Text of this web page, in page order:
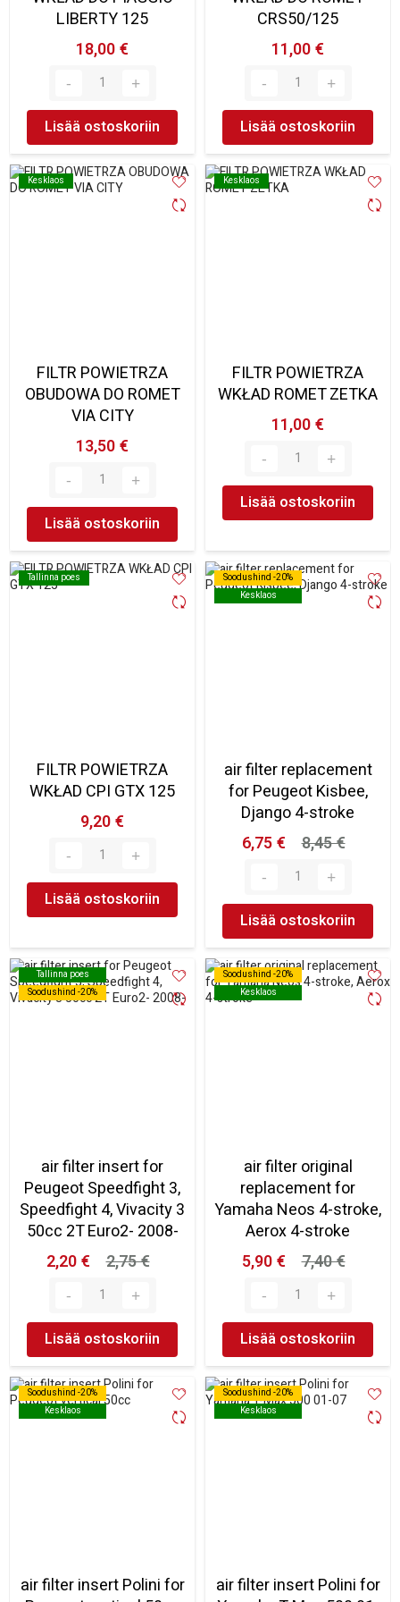
LIBERTY 125
18,00 €
Lisää ostoskoriin
CRS50/125
11,00 €
Lisää ostoskoriin
Kesklaos
Kesklaos
FILTR POWIETRZA
OBUDOWA DO ROMET
VIA CITY
13,50 €
Lisää ostoskoriin
Kesklaos
Kesklaos
FILTR POWIETRZA
WKŁAD ROMET ZETKA
11,00 €
Lisää ostoskoriin
Tallinna poes
Tallinna poes
FILTR POWIETRZA
WKŁAD CPI GTX 125
9,20 €
Lisää ostoskoriin
Soodushind -20%
Kesklaos
Soodushind -20%
Kesklaos
air filter replacement
for Peugeot Kisbee,
Django 4-stroke
6,75 €
8,45 €
Lisää ostoskoriin
Tallinna poes
Soodushind -20%
Tallinna poes
Soodushind -20%
air filter insert for
Peugeot Speedfight 3,
Speedfight 4, Vivacity 3
50cc 2T Euro2- 2008-
2,20 €
2,75 €
Lisää ostoskoriin
Soodushind -20%
Kesklaos
Soodushind -20%
Kesklaos
air filter original
replacement for
Yamaha Neos 4-stroke,
Aerox 4-stroke
5,90 €
7,40 €
Lisää ostoskoriin
Soodushind -20%
Kesklaos
Soodushind -20%
Kesklaos
air filter insert Polini for
Soodushind -20%
Kesklaos
Soodushind -20%
Kesklaos
air filter insert Polini for